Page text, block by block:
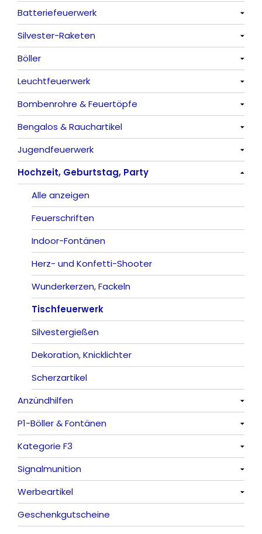
Alle anzeigen
Batteriefeuerwerk
Alle anzeigen
Silvester-Raketen
Alle anzeigen
Böller
Alle anzeigen
China-Böller
Knaller / Kanonenschläge
Reibkopfknaller
Frösche, Pfeiffer
Leuchtfeuerwerk
Alle anzeigen
Vulkane
Fontänen
Sonnen
Feuervögel
Römische Lichter
Bombenrohre & Feuertöpfe
Alle anzeigen
Mit Rumms
Bezaubernde Effekte
Bengalos & Rauchartikel
Alle anzeigen
Bengalos
Rauchartikel
Jugendfeuerwerk
Alle anzeigen
Hochzeit, Geburtstag, Party
Alle anzeigen
Feuerschriften
Indoor-Fontänen
Herz- und Konfetti-Shooter
Wunderkerzen, Fackeln
Tischfeuerwerk
Silvestergießen
Dekoration, Knicklichter
Scherzartikel
Anzündhilfen
Alle anzeigen
P1-Böller & Fontänen
Alle anzeigen
Kategorie F3
Alle anzeigen
Signalmunition
Alle anzeigen
Platzpatronen
Werbeartikel
Alle anzeigen
Geschenkgutscheine